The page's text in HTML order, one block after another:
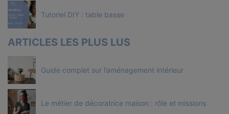
Tutoriel DIY : table basse
ARTICLES LES PLUS LUS
Guide complet sur l’aménagement intérieur
Le métier de décoratrice maison : rôle et missions